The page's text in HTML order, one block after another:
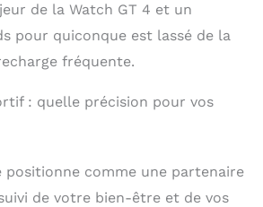
de la Watch GT 4 et un
pour quiconque est lassé de la
fréquente.
: quelle précision pour vos
positionne comme une partenaire
de votre bien-être et de vos